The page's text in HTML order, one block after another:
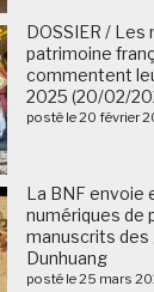
DOSSIER /
patrimoine
commentent
2025 (20/02/
posté le 20 février
La BNF envoie
numériques de
manuscrits
Dunhuang
posté le 25 mars